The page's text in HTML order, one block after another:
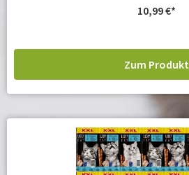
10,99€
Zum Produkt